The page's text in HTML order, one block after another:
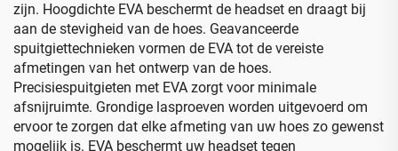
zijn. Hoogdichte EVA beschermt de headset en draagt bij
aan de stevigheid van de hoes. Geavanceerde
spuitgiettechnieken vormen de EVA tot de vereiste
afmetingen van het ontwerp van de hoes.
Precisiespuitgieten met EVA zorgt voor minimale
afsnijruimte. Grondige lasproeven worden uitgevoerd om
ervoor te zorgen dat elke afmeting van uw hoes zo gewenst
mogelijk is. EVA beschermt uw headset tegen